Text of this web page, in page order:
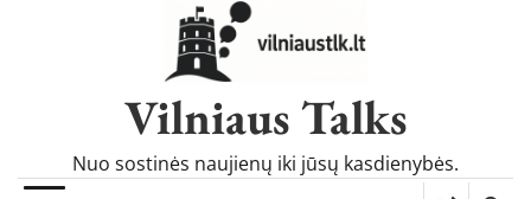
Vilniaus Talks
Nuo sostinės naujienų iki jūsų kasdienybės.